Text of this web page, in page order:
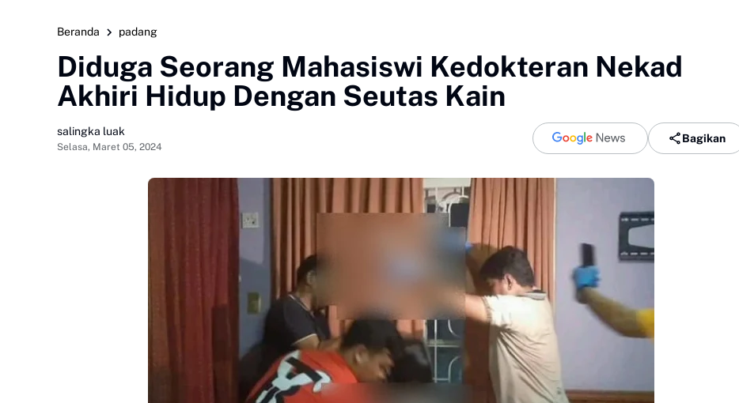
Beranda padang
Diduga Seorang Mahasiswi Kedokteran Nekad
Akhiri Hidup Dengan Seutas Kain
salingka luak
Selasa, Maret 05, 2024
Bagikan